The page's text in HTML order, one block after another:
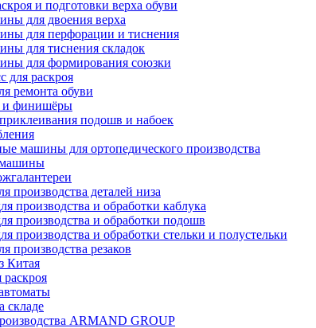
и подготовки верха обуви
для двоения верха
для перфорации и тиснения
для тиснения складок
для формирования союзки
для раскроя
ремонта обуви
и финишёры
подошв и набоек
машины для ортопедического производства
производства деталей низа
производства и обработки каблука
производства и обработки подошв
производства и обработки стельки и полустельки
производства резаков
Китая
раскроя
складе
ARMAND GROUP